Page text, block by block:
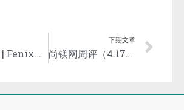
新品上市 | Fenix超轻镁合金越野头灯全球发布 充电一次跑完百公里（文末有惊喜）
下期文章
尚镁网周评（4.17-21）：镁市理性调整